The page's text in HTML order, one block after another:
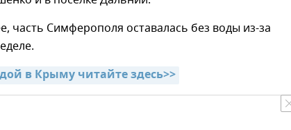
часть Симферополя оставалась без воды из-за
в Крыму читайте здесь>>